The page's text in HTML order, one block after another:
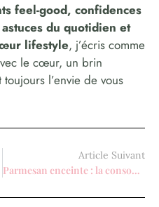
feel-good, confidences
du quotidien et
lifestyle, j’écris comme
le cœur, un brin
toujours l’envie de vous
Article Suivant
Parmesan enceinte : la consommation de ce fromage est-elle sans danger ?